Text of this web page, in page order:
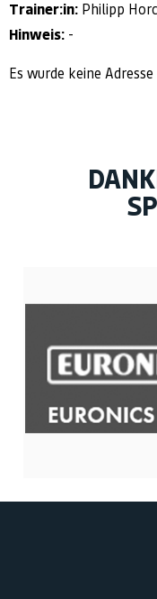
Trainer:in: Philipp
Hinweis: -
Es wurde keine